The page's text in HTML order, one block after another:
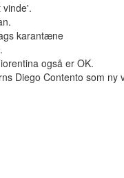
vinde'.
karantæne
også er OK.
Diego Contento som ny